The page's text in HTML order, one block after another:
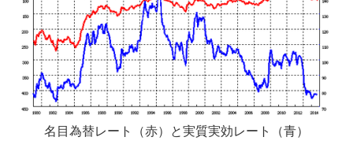
名目為替レート（赤）と実質実効レート（青）